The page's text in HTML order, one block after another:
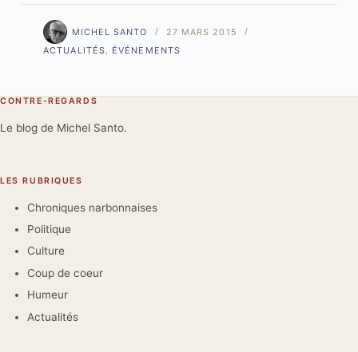
MICHEL SANTO
27 MARS 2015
ACTUALITÉS, ÉVÉNEMENTS
CONTRE-REGARDS
Le blog de Michel Santo.
LES RUBRIQUES
Chroniques narbonnaises
Politique
Culture
Coup de coeur
Humeur
Actualités